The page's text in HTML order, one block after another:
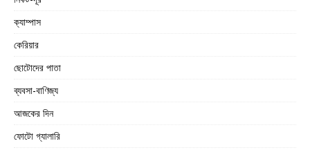
ক্যাম্পাস
কেরিয়ার
ছোটোদের পাতা
ব্যবসা-বাণিজ্য
আজকের দিন
ফোটো গ্যালারি